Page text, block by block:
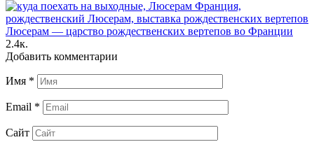
Люсерам — царство рождественских вертепов во Франции
2.4к.
Добавить комментарии
Имя *
Email *
Сайт